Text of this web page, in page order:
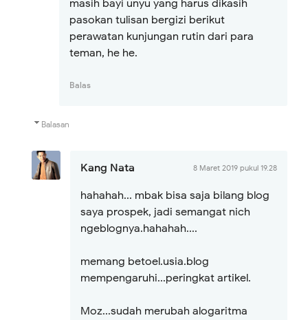
masih bayi unyu yang harus dikasih
pasokan tulisan bergizi berikut
perawatan kunjungan rutin dari para
teman, he he.
Balas
Balasan
Kang Nata 8 Maret 2019 pukul 19.28
hahahah... mbak bisa saja bilang blog
saya prospek, jadi semangat nich
ngeblognya.hahahah....
memang betoel.usia.blog
mempengaruhi...peringkat artikel.
Moz...sudah merubah alogaritma